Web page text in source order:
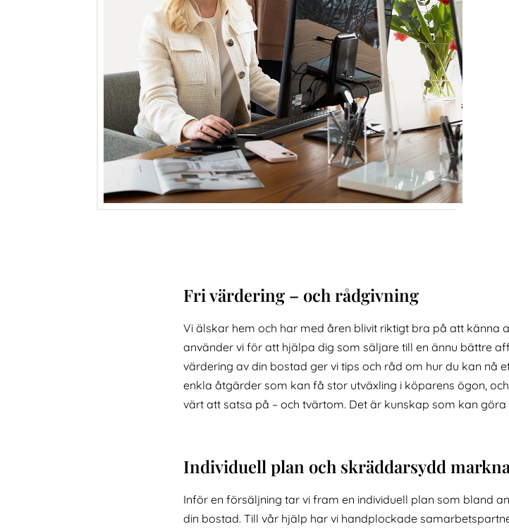
Fri värdering – och rådgivning
Vi älskar hem och har med åren blivit riktigt bra på att känna
använder vi för att hjälpa dig som säljare till en ännu bättre
värdering av din bostad ger vi tips och råd om hur du kan nå
enkla åtgärder som kan få stor utväxling i köparens ögon,
värt att satsa på – och tvärtom. Det är kunskap som kan
Individuell plan och skräddarsydd
Inför en försäljning tar vi fram en individuell plan som bland
din bostad. Till vår hjälp har vi handplockade